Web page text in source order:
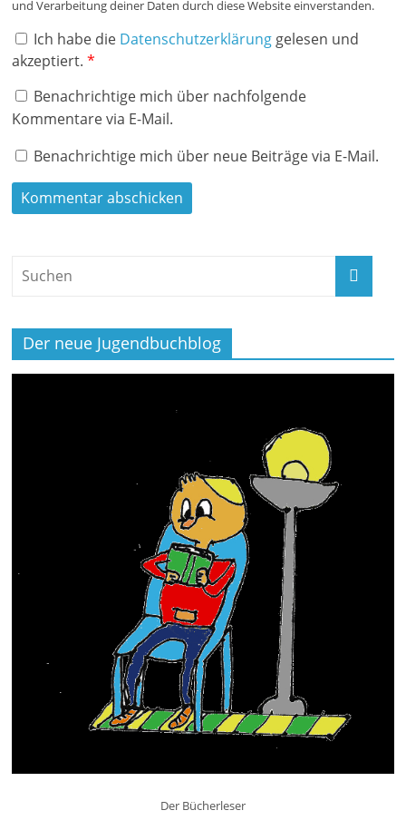
und Verarbeitung deiner Daten durch diese Website einverstanden.
Ich habe die Datenschutzerklärung gelesen und
akzeptiert. *
Benachrichtige mich über nachfolgende
Kommentare via E-Mail.
Benachrichtige mich über neue Beiträge via E-Mail.
Der neue Jugendbuchblog
Der Bücherleser